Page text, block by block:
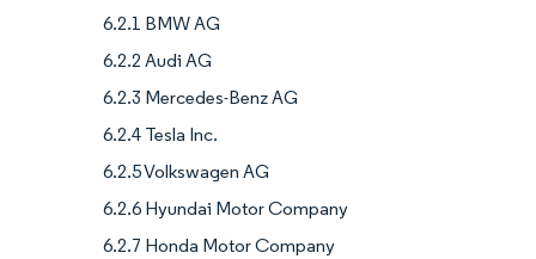
6.2.1 BMW AG
6.2.2 Audi AG
6.2.3 Mercedes-Benz AG
6.2.4 Tesla Inc.
6.2.5 Volkswagen AG
6.2.6 Hyundai Motor Company
6.2.7 Honda Motor Company